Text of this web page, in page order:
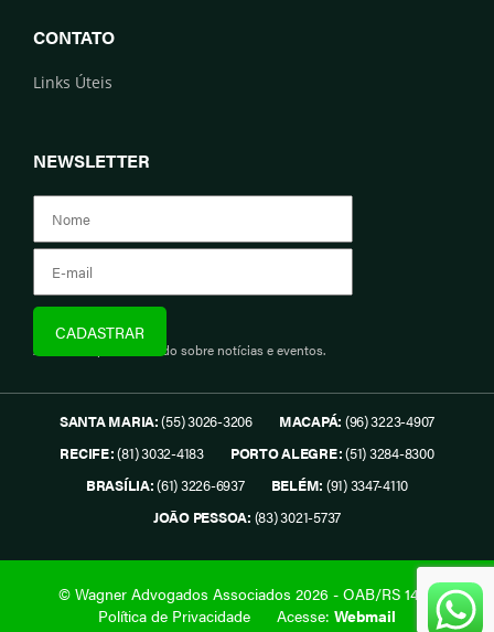
CONTATO
Links Úteis
NEWSLETTER
Assine e fique informado sobre notícias e eventos.
SANTA MARIA:(55) 3026-3206 MACAPÁ: (96) 3223-4907
RECIFE:(81) 3032-4183 PORTO ALEGRE:(51) 3284-8300
BRASÍLIA:(61) 3226-6937 BELÉM: (91) 3347-4110
JOÃO PESSOA: (83) 3021-5737
© Wagner Advogados Associados 2026 - OAB/RS 1419.
Política de Privacidade
Acesse: Webmail